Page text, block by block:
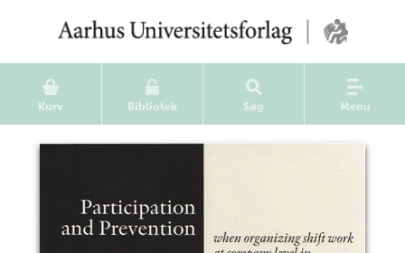
Kurv Bibliotek Søg Menu